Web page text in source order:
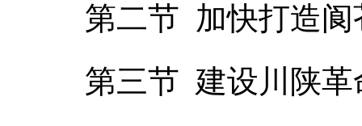
第二节 加快打造阆
第三节 建设川陕